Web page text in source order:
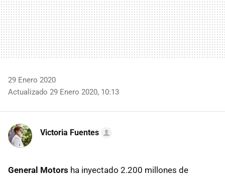
29 Enero 2020
Actualizado 29 Enero 2020, 10:13
Victoria Fuentes
General Motors ha inyectado 2.200 millones de